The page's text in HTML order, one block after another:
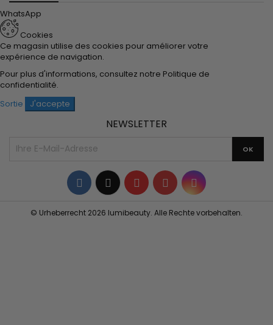
WhatsApp
Cookies
Ce magasin utilise des cookies pour améliorer votre
expérience de navigation.
Pour plus d'informations, consultez notre Politique de
confidentialité.
Sortie
J'accepte
NEWSLETTER
Facebook
TwitterYouTubePinterestInstagram
© Urheberrecht 2026 lumibeauty. Alle Rechte vorbehalten.